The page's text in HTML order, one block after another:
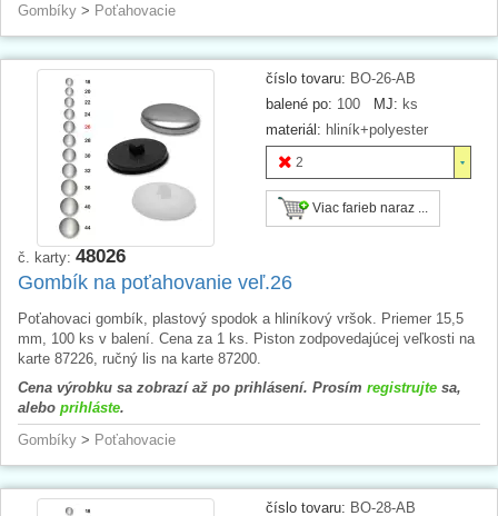
Gombíky > Poťahovacie
číslo tovaru: BO-26-AB
balené po: 100 MJ: ks
materiál: hliník+polyester
2
Viac farieb naraz ...
č. karty: 48026
Gombík na poťahovanie veľ.26
Poťahovaci gombík, plastový spodok a hliníkový vršok. Priemer 15,5
mm, 100 ks v balení. Cena za 1 ks. Piston zodpovedajúcej veľkosti na
karte 87226, ručný lis na karte 87200.
Cena výrobku sa zobrazí až po prihlásení. Prosím registrujte sa,
alebo prihláste.
Gombíky > Poťahovacie
číslo tovaru: BO-28-AB